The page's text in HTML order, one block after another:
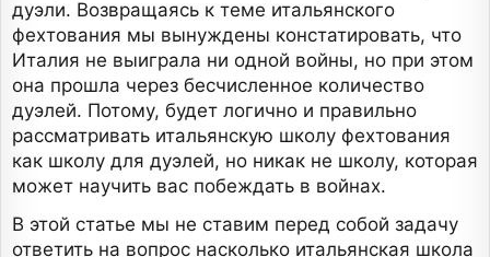
дуэли. Возвращаясь к теме итальянского
фехтования мы вынуждены констатировать, что
Италия не выиграла ни одной войны, но при этом
она прошла через бесчисленное количество
дуэлей. Потому, будет логично и правильно
рассматривать итальянскую школу фехтования
как школу для дуэлей, но никак не школу, которая
может научить вас побеждать в войнах.
В этой статье мы не ставим перед собой задачу
ответить на вопрос насколько итальянская школа